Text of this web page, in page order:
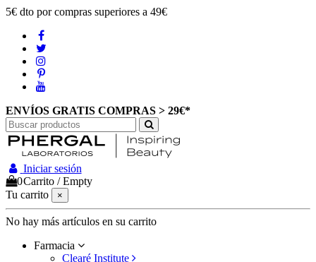
5€ dto por compras superiores a 49€
ENVÍOS GRATIS COMPRAS > 29€*
Iniciar sesión
0Carrito /Empty
Tu carrito
×
No hay más artículos en su carrito
Farmacia
Clearé Institute